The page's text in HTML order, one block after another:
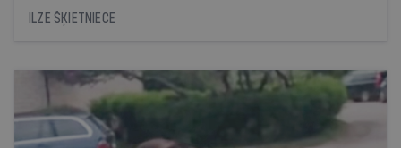
vērtē uzbrucējs Sandis Vilmanis (22), kurš turnīra
beigās kļuva par vienu no trim vērtīgākajiem
ILZE ŠĶIETNIECE